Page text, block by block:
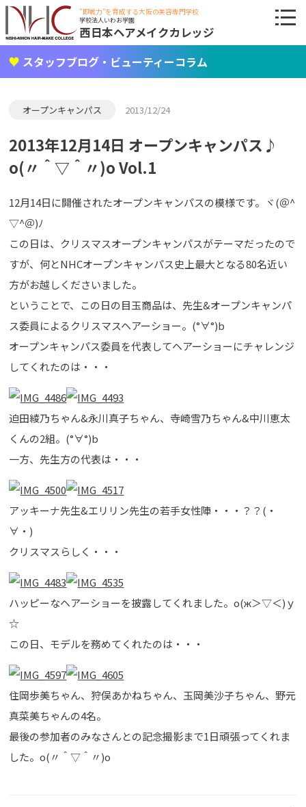
"即戦力"を育成する大阪の美容専門学校
学校法人いわお学園
西日本ヘアメイクカレッジ
スタッフブログ・ビューティーコラム
オープンキャンパス 2013/12/24
2013年12月14日 オープンキャンパス♪
o(〃＾▽＾〃)o Vol.1
12月14日に開催されたオープンキャンパスの模様です。ヾ(＠^
▽^＠)ﾉ
この日は、クリスマスオープンキャンパスがテーマだったので
すが、何とNHCオープンキャンパス史上最大となる80名近い
方がお越しくださいました。
ということで、この日の目玉商品は、先生&オープンキャンパ
ス委員によるクリスマスヘアーショー。(°∀°)b
オープンキャンパス委員を代表してヘアーショーにチャレンジ
してくれたのは・・・
迫田綾乃ちゃん&永川真子ちゃん、寺崎雪乃ちゃん&中川恵太
くんの2組。(°∀°)b
一方、先生方の代表は・・・
アッキーナ先生&エリリン先生の若手女性陣・・・？？(・
∀・)
クリスマスらしく・・・
ハッピーなヘアーショーを披露してくれました。о(ж＞▽＜)ｙ
☆
この日、モデルを務めてくれたのは・・・
住岡歩美ちゃん、狩俣あかねちゃん、玉岡美沙子ちゃん、野元
真菜美ちゃんの4名。
最後の参加者のみなさんとの記念撮影まで1日頑張ってくれま
した。o(〃＾▽＾〃)o